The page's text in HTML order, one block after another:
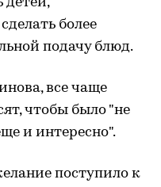
более
подачу блюд.
все чаще
чтобы было "не
и интересно".
поступило к